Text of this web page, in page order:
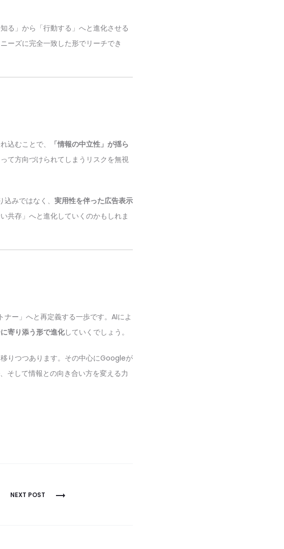
る」から「行動する」へと進化させる
ーズに完全一致した形でリーチでき
込むことで、
「情報の中立性」が揺ら
て方向づけられてしまうリスクを無視
みではなく、 実用性を伴った広告表示
共存」へと進化していくのかもしれま
ー」へと再定義する一歩です。AIによ
寄り添う形で進化していくでしょう。
りつつあります。その中心にGoogleが
そして情報との向き合い方を変える力
NEXT POST